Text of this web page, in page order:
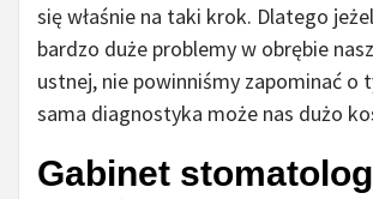
się właśnie na taki krok. Dlatego
bardzo duże problemy w obrębie
ustnej, nie powinniśmy zapominać o
sama diagnostyka może nas dużo
Gabinet